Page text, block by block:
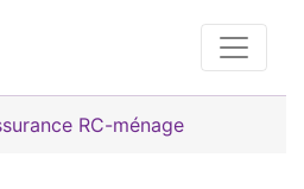
RC-ménage